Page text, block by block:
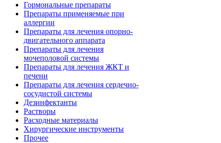
Гормональные препараты
Препараты применяемые при
аллергии
Препараты для лечения опорно-
двигательного аппарата
Препараты для лечения
мочеполовой системы
Препараты для лечения ЖКТ и
печени
Препараты для лечения сердечно-
сосудистой системы
Дезинфектанты
Растворы
Расходные материалы
Хирургические инструменты
Прочее